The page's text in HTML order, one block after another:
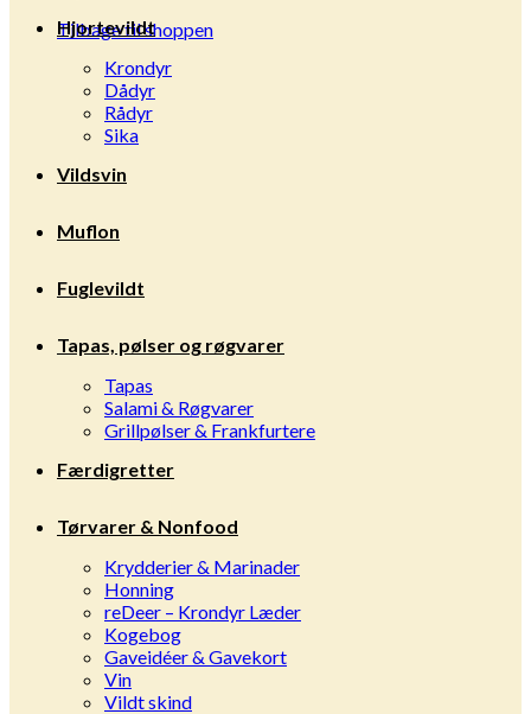
Tilbage til shoppen
Hjortevildt
Krondyr
Dådyr
Rådyr
Sika
Vildsvin
Muflon
Fuglevildt
Tapas, pølser og røgvarer
Tapas
Salami & Røgvarer
Grillpølser & Frankfurtere
Færdigretter
Tørvarer & Nonfood
Krydderier & Marinader
Honning
reDeer – Krondyr Læder
Kogebog
Gaveidéer & Gavekort
Vin
Vildt skind